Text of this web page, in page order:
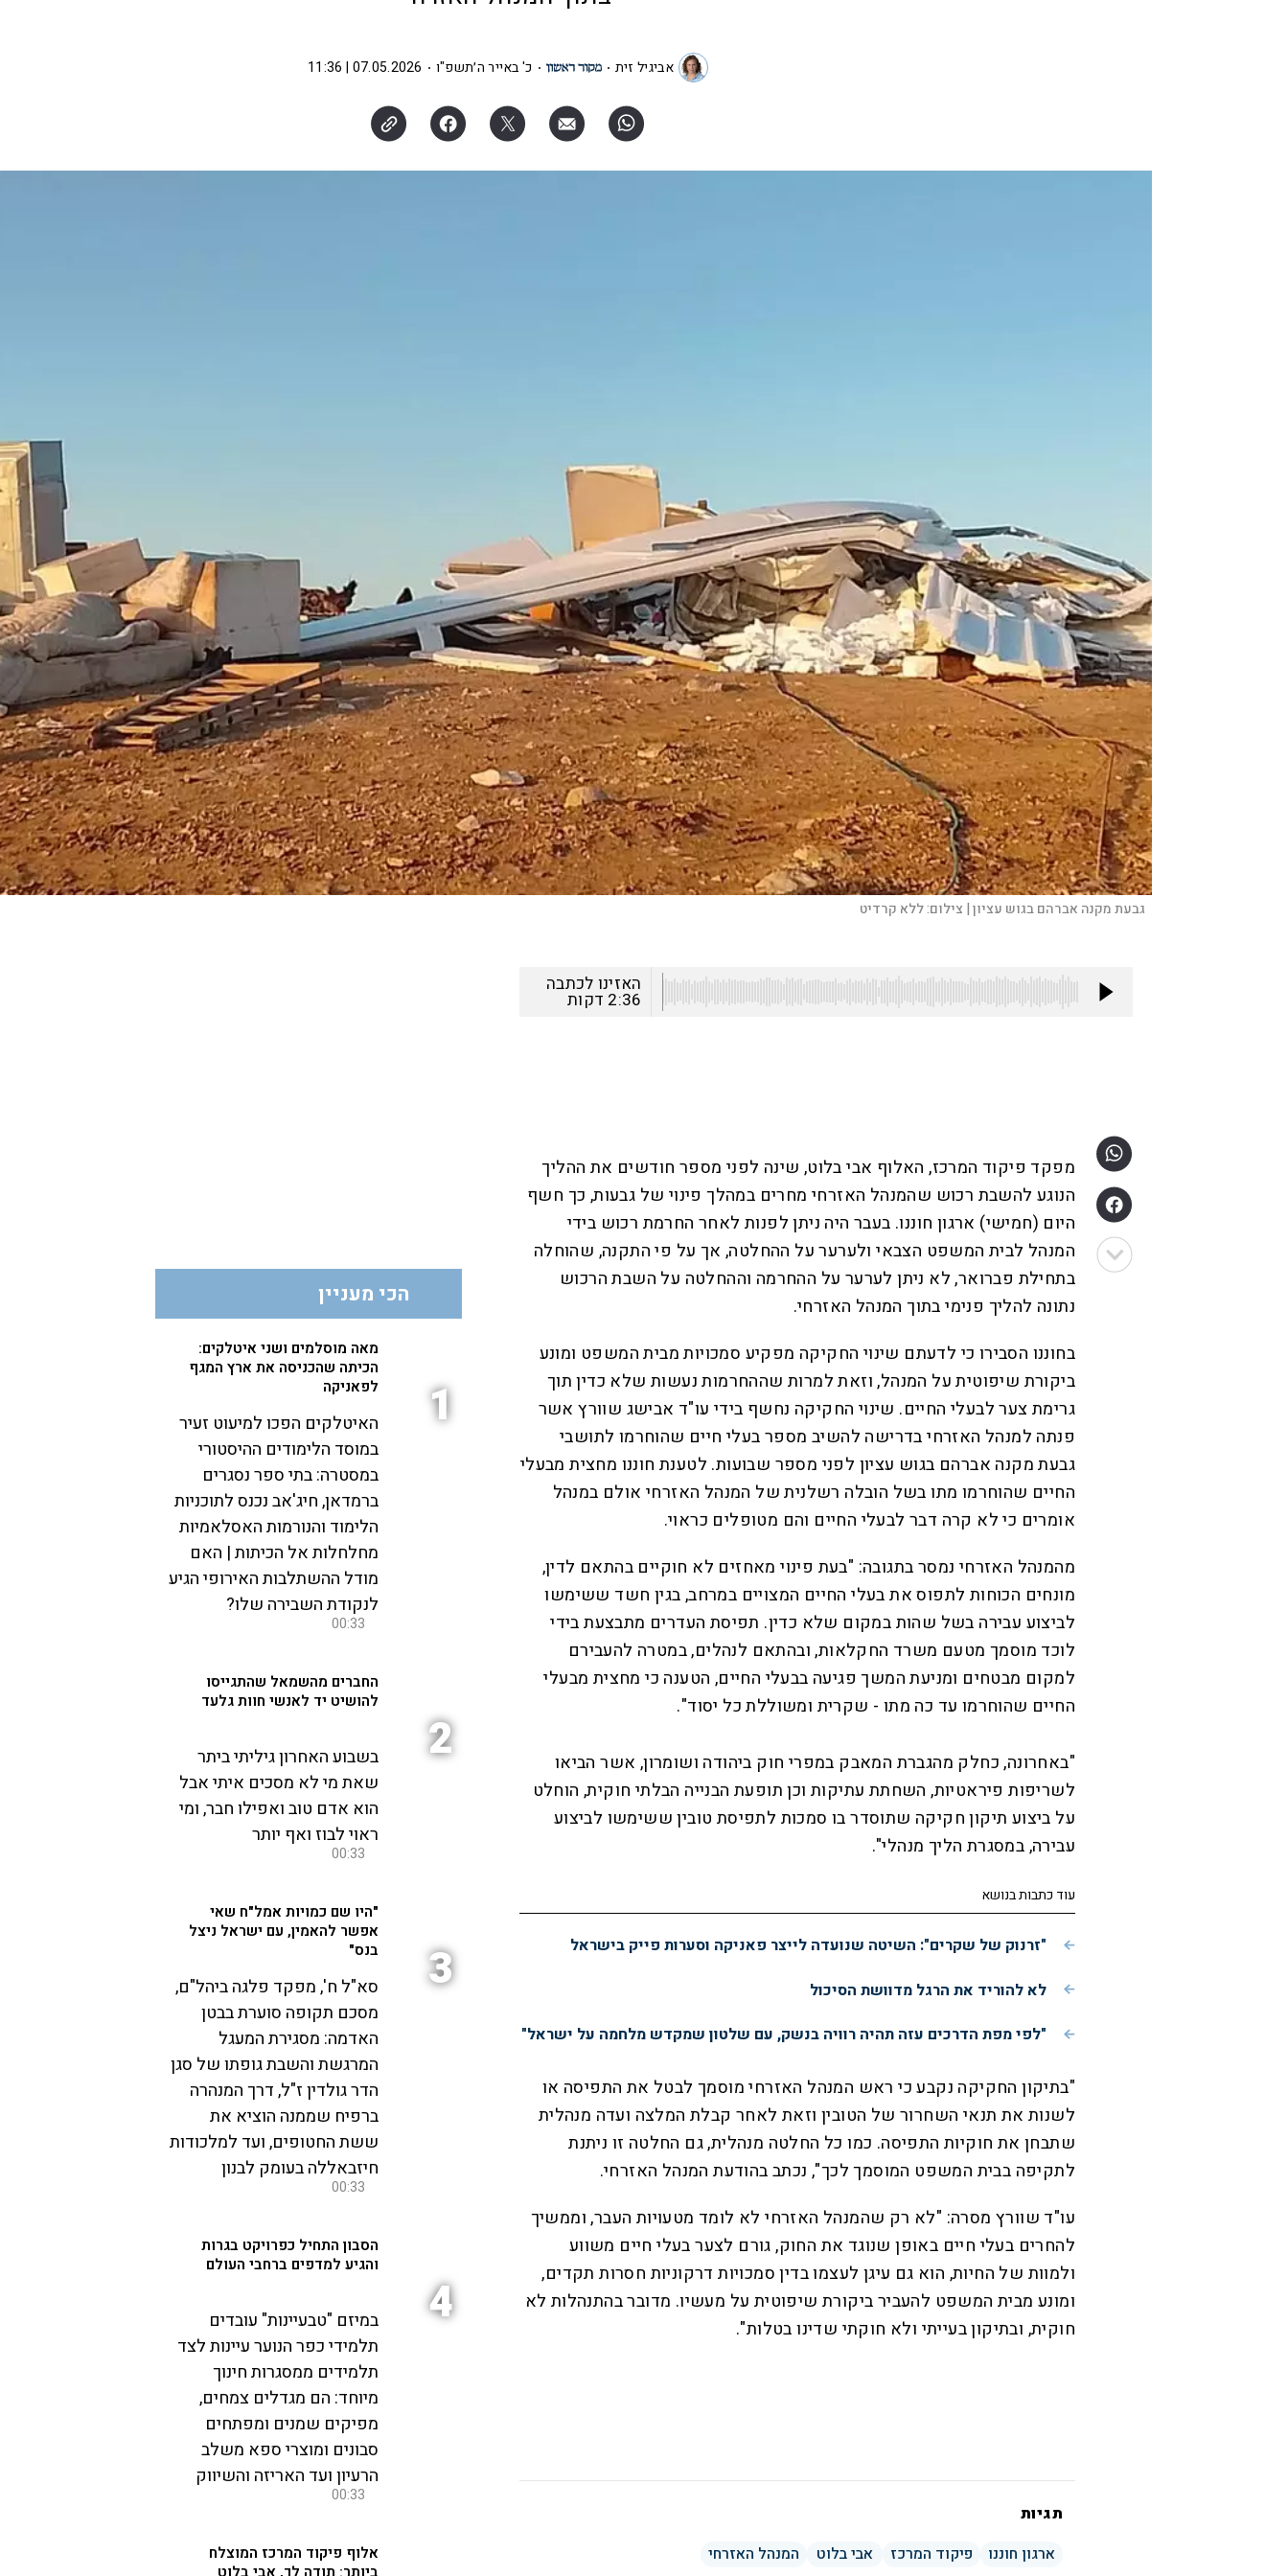
אביגיל זית כ' באייר ה׳תשפ"ו 07.05.2026 | 11:36
גבעת מקנה אברהם בגוש עציון | צילום:ללא קרדיט
האזינו לכתבה
2:36 דקות
מפקד פיקוד המרכז, האלוף אבי בלוט, שינה לפני מספר חודשים את ההליך
הנוגע להשבת רכוש שהמנהל האזרחי מחרים במהלך פינוי של גבעות, כך חשף
היום (חמישי) ארגון חוננו. בעבר היה ניתן לפנות לאחר החרמת רכוש בידי
המנהל לבית המשפט הצבאי ולערער על ההחלטה, אך על פי התקנה, שהוחלה
בתחילת פברואר, לא ניתן לערער על ההחרמה וההחלטה על השבת הרכוש
נתונה להליך פנימי בתוך המנהל האזרחי.
בחוננו הסבירו כי לדעתם שינוי החקיקה מפקיע סמכויות מבית המשפט ומונע
ביקורת שיפוטית על המנהל, וזאת למרות שההחרמות נעשות שלא כדין תוך
גרימת צער לבעלי החיים. שינוי החקיקה נחשף בידי עו"ד אבישג שוורץ אשר
פנתה למנהל האזרחי בדרישה להשיב מספר בעלי חיים שהוחרמו לתושבי
גבעת מקנה אברהם בגוש עציון לפני מספר שבועות. לטענת חוננו מחצית מבעלי
החיים שהוחרמו מתו בשל הובלה רשלנית של המנהל האזרחי אולם במנהל
אומרים כי לא קרה דבר לבעלי החיים והם מטופלים כראוי.
מהמנהל האזרחי נמסר בתגובה: "בעת פינוי מאחזים לא חוקיים בהתאם לדין,
מונחים הכוחות לתפוס את בעלי החיים המצויים במרחב, בגין חשד ששימשו
לביצוע עבירה בשל שהות במקום שלא כדין. תפיסת העדרים מתבצעת בידי
לוכד מוסמך מטעם משרד החקלאות, ובהתאם לנהלים, במטרה להעבירם
למקום מבטחים ומניעת המשך פגיעה בבעלי החיים, הטענה כי מחצית מבעלי
החיים שהוחרמו עד כה מתו - שקרית ומשוללת כל יסוד".
"באחרונה, כחלק מהגברת המאבק במפרי חוק ביהודה ושומרון, אשר הביאו
לשריפות פיראטיות, השחתת עתיקות וכן תופעת הבנייה הבלתי חוקית, הוחלט
על ביצוע תיקון חקיקה שתוסדר בו סמכות לתפיסת טובין ששימשו לביצוע
עבירה, במסגרת הליך מנהלי".
עוד כתבות בנושא
"זרנוק של שקרים": השיטה שנועדה לייצר פאניקה וסערות פייק בישראל
לא להוריד את הרגל מדוושת הסיכול
"לפי מפת הדרכים עזה תהיה רוויה בנשק, עם שלטון שמקדש מלחמה על ישראל"
"בתיקון החקיקה נקבע כי ראש המנהל האזרחי מוסמך לבטל את התפיסה או
לשנות את תנאי השחרור של הטובין וזאת לאחר קבלת המלצה ועדה מנהלית
שתבחן את חוקיות התפיסה. כמו כל החלטה מנהלית, גם החלטה זו ניתנת
לתקיפה בבית המשפט המוסמך לכך", נכתב בהודעת המנהל האזרחי.
עו"ד שוורץ מסרה: "לא רק שהמנהל האזרחי לא לומד מטעויות העבר, וממשיך
להחרים בעלי חיים באופן שנוגד את החוק, גורם לצער בעלי חיים משווע
ולמוות של החיות, הוא גם עיגן לעצמו בדין סמכויות דרקוניות חסרות תקדים,
ומונע מבית המשפט להעביר ביקורת שיפוטית על מעשיו. מדובר בהתנהלות לא
חוקית, ובתיקון בעייתי ולא חוקתי שדינו בטלות".
תגיות
ארגון חוננו
פיקוד המרכז אבי בלוט המנהל האזרחי
הכי מעניין
1
מאה מוסלמים ושני איטלקים:
הכיתה שהכניסה את ארץ המגף
לפאניקה
האיטלקים הפכו למיעוט זעיר
במוסד הלימודים ההיסטורי
במסטרה: בתי ספר נסגרים
ברמדאן, חיג'אב נכנס לתוכניות
הלימוד והנורמות האסלאמיות
מחלחלות אל הכיתות | האם
מודל ההשתלבות האירופי הגיע
לנקודת השבירה שלו?
00:33
2
החברים מהשמאל שהתגייסו
להושיט יד לאנשי חוות גלעד
בשבוע האחרון גיליתי ביתר
שאת מי לא מסכים איתי אבל
הוא אדם טוב ואפילו חבר, ומי
ראוי לבוז ואף יותר
00:33
3
"היו שם כמויות אמל"ח שאי
אפשר להאמין, עם ישראל ניצל
בנס"
סא"ל ח', מפקד פלגה ביהל"ם,
מסכם תקופה סוערת בבטן
האדמה: מסגירת המעגל
המרגשת והשבת גופתו של סגן
הדר גולדין ז"ל, דרך המנהרה
ברפיח שממנה הוציא את
ששת החטופים, ועד למלכודות
חיזבאללה בעומק לבנון
00:33
4
הסבון התחיל כפרויקט בגרות
והגיע למדפים ברחבי העולם
במיזם "טבעיינות" עובדים
תלמידי כפר הנוער עיינות לצד
תלמידים ממסגרות חינוך
מיוחד: הם מגדלים צמחים,
מפיקים שמנים ומפתחים
סבונים ומוצרי ספא משלב
הרעיון ועד האריזה והשיווק
00:33
אלוף פיקוד המרכז המוצלח